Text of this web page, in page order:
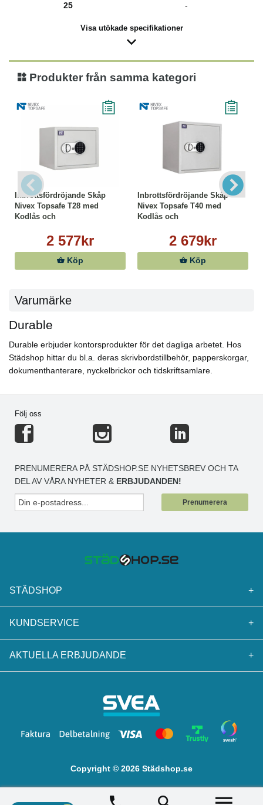
25 -
Visa utökade specifikationer
Produkter från samma kategori
Inbrottsfördröjande Skåp
Nivex Topsafe T28 med
Kodlås och
2 577kr
Köp
Inbrottsfördröjande Skåp
Nivex Topsafe T40 med
Kodlås och
2 679kr
Köp
Varumärke
Durable
Durable erbjuder kontorsprodukter för det dagliga arbetet. Hos
Städshop hittar du bl.a. deras skrivbordstillbehör, papperskorgar,
dokumenthanterare, nyckelbrickor och tidskriftsamlare.
Följ oss
PRENUMERERA PÅ STÄDSHOP.SE NYHETSBREV OCH TA
DEL AV VÅRA NYHETER & ERBJUDANDEN!
Prenumerera
STÄDSHOP +
KUNDSERVICE +
AKTUELLA ERBJUDANDE +
Copyright © 2026 Städshop.se